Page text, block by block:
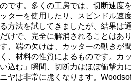
のです。多くの工房では、切断速度
ッターを使用したり、スピンドル速
る方法を試してきましたが、結果は
だけで、完全に解消されることはあ
す。端の欠けは、カッターの動きが
く、材料の性質によるものです。カ
い込む」瞬間、切断力はほぼ衝撃力
ニヤは非常に脆くなります。